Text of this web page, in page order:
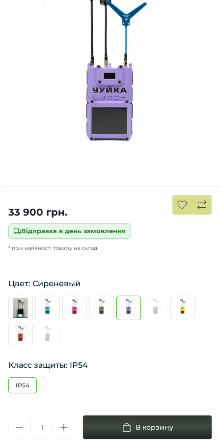
Відправка в день замовлення
* при наявності товару на складі
33 900 грн.
Цвет: Сиреневый
Класс защиты: IP54
IP54
В корзину